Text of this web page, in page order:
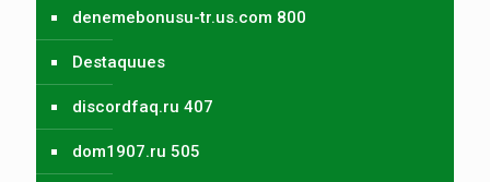
denemebonusu-tr.us.com 800
Destaquues
discordfaq.ru 407
dom1907.ru 505